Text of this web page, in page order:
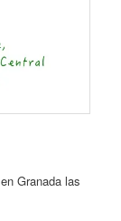
Granada las